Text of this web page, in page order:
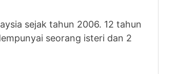
sejak tahun 2006. 12 tahun
seorang isteri dan 2